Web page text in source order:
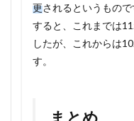
更されるというもの
すると、これまでは
したが、これからは
す。
まとめ